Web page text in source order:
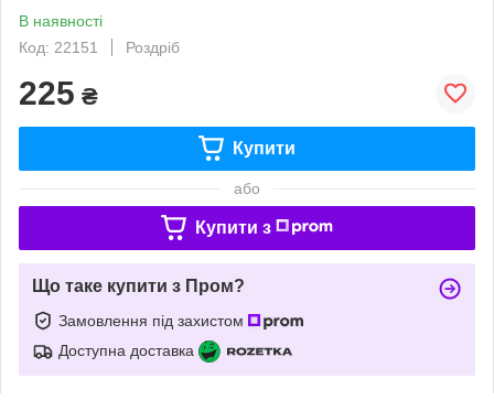
В наявності
Код: 22151
Роздріб
225 ₴
Купити
або
Купити з
Що таке купити з Пром?
Замовлення під захистом
Доступна доставка